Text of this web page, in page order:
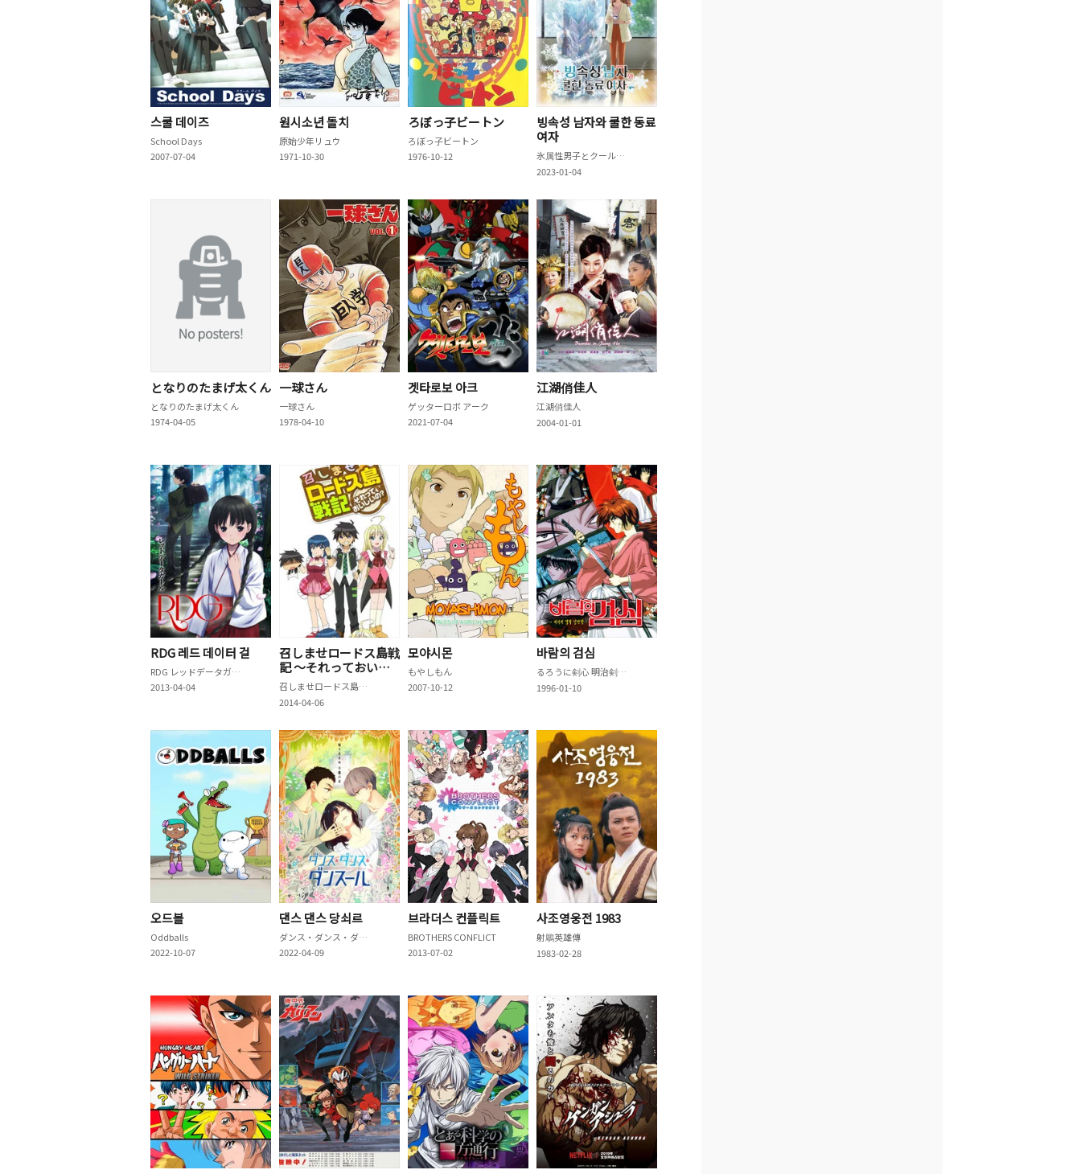
스쿨 데이즈
School Days
2007-07-04
원시소년 돌치
原始少年リュウ
1971-10-30
ろぼっ子ビートン
ろぼっ子ビートン
1976-10-12
빙속성 남자와 쿨한 동료
여자
氷属性男子とクールな同僚女子
2023-01-04
となりのたまげ太くん
となりのたまげ太くん
1974-04-05
一球さん
一球さん
1978-04-10
겟타로보 아크
ゲッターロボ アーク
2021-07-04
江湖俏佳人
江湖俏佳人
2004-01-01
RDG 레드 데이터 걸
RDG レッドデータガール
2013-04-04
召しませロードス島戦
記 ～それっておいし
いの？～
召しませロードス島戦記 ～それっておいしいの？～
2014-04-06
모야시몬
もやしもん
2007-10-12
바람의 검심
るろうに剣心 明治剣客浪漫譚
1996-01-10
오드볼
Oddballs
2022-10-07
댄스 댄스 당쇠르
ダンス・ダンス・ダンスール
2022-04-09
브라더스 컨플릭트
BROTHERS CONFLICT
2013-07-02
사조영웅전 1983
射鵰英雄傳
1983-02-28